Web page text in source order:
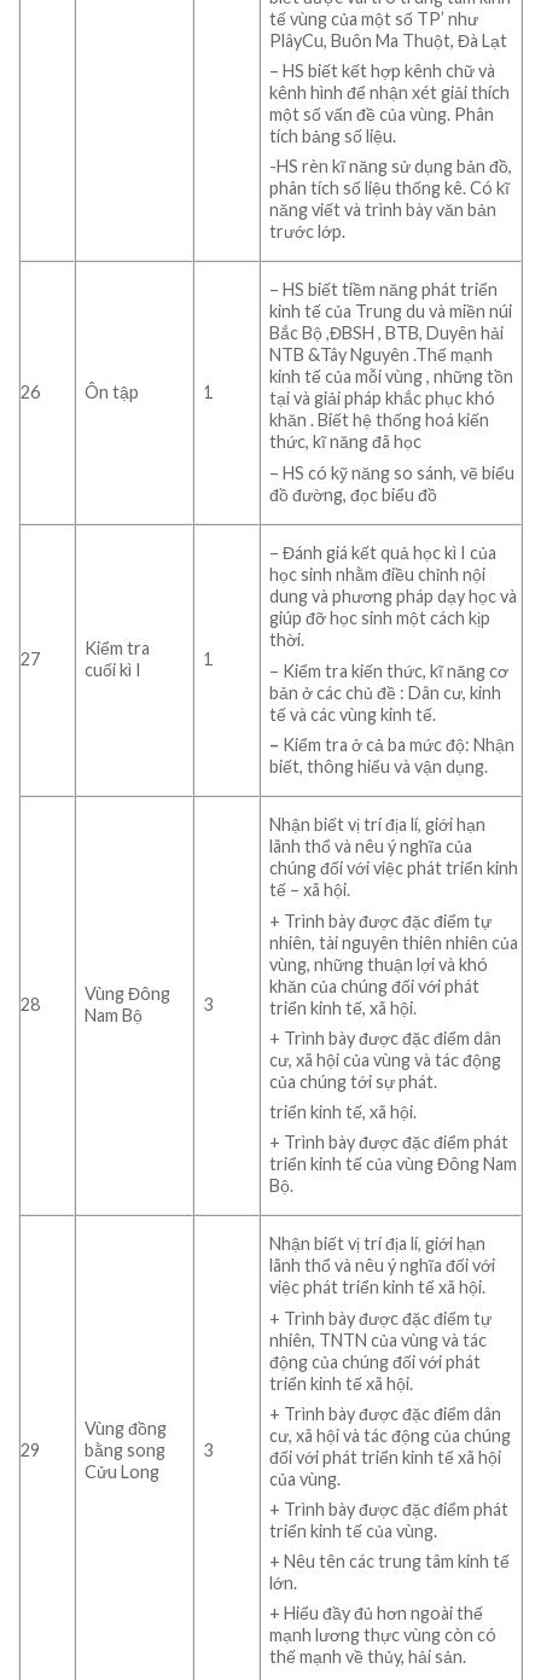
tế vùng của một số TP’ như
PlâyCu, Buôn Ma Thuột, Đà Lạt
– HS biết kết hợp kênh chữ và
kênh hình để nhận xét giải thích
một số vấn đề của vùng. Phân
tích bảng số liệu.
-HS rèn kĩ năng sử dụng bản đồ,
phân tích số liệu thống kê. Có kĩ
năng viết và trình bày văn bản
trước lớp.
26 Ôn tập 1
– HS biết tiềm năng phát triển
kinh tế của Trung du và miền núi
Bắc Bộ ,ĐBSH , BTB, Duyên hải
NTB &Tây Nguyên .Thế mạnh
kinh tế của mỗi vùng , những tồn
tại và giải pháp khắc phục khó
khăn . Biết hệ thống hoá kiến
thức, kĩ năng đã học
– HS có kỹ năng so sánh, vẽ biểu
đồ đường, đọc biểu đồ
27
Kiểm tra
cuối kì I
1
– Đánh giá kết quả học kì I của
học sinh nhằm điều chỉnh nội
dung và phương pháp dạy học và
giúp đỡ học sinh một cách kịp
thời.
– Kiểm tra kiến thức, kĩ năng cơ
bản ở các chủ đề : Dân cư, kinh
tế và các vùng kinh tế.
– Kiểm tra ở cả ba mức độ: Nhận
biết, thông hiểu và vận dụng.
28
Vùng Đông
Nam Bộ
3
Nhận biết vị trí địa lí, giới hạn
lãnh thổ và nêu ý nghĩa của
chúng đối với việc phát triển kinh
tế – xã hội.
+ Trình bày được đặc điểm tự
nhiên, tài nguyên thiên nhiên của
vùng, những thuận lợi và khó
khăn của chúng đối với phát
triển kinh tế, xã hội.
+ Trình bày được đặc điểm dân
cư, xã hội của vùng và tác động
của chúng tới sự phát.
triển kinh tế, xã hội.
+ Trình bày được đặc điểm phát
triển kinh tế của vùng Đông Nam
Bộ.
29
Vùng đồng
bằng song
Cửu Long
3
Nhận biết vị trí địa lí, giới hạn
lãnh thổ và nêu ý nghĩa đối với
việc phát triển kinh tế xã hội.
+ Trình bày được đặc điểm tự
nhiên, TNTN của vùng và tác
động của chúng đối với phát
triển kinh tế xã hội.
+ Trình bày được đặc điểm dân
cư, xã hội và tác động của chúng
đối với phát triển kinh tế xã hội
của vùng.
+ Trình bày được đặc điểm phát
triển kinh tế của vùng.
+ Nêu tên các trung tâm kinh tế
lớn.
+ Hiểu đầy đủ hơn ngoài thế
mạnh lương thực vùng còn có
thế mạnh về thủy, hải sản.